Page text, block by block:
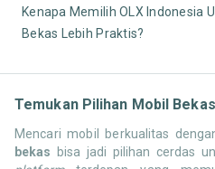
Kenapa Memilih OLX Indonesia
Bekas Lebih Praktis?
Temukan Pilihan Mobil
Mencari mobil berkualitas
bekas bisa jadi pilihan cerdas